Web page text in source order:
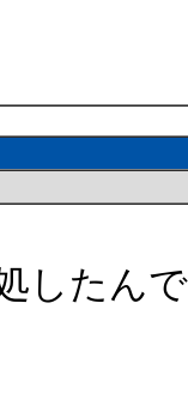
したん